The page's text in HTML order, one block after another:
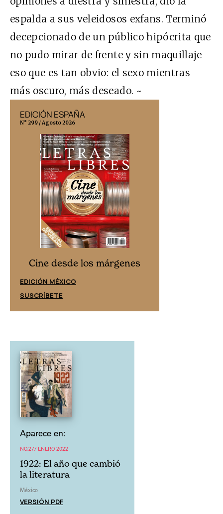
espalda a sus veleidosos exfans. Terminó
decepcionado de un público hipócrita que
no pudo mirar de frente y sin maquillaje
eso que es tan obvio: el sexo mientras
más oscuro, más deseado. ~
EDICIÓN ESPAÑA
N° 299 / Agosto 2026
Cine desde los márgenes
EDICIÓN MÉXICO
SUSCRÍBETE
Aparece en:
NO.277 ENERO 2022
1922: El año que cambió
la literatura
México
VERSIÓN PDF